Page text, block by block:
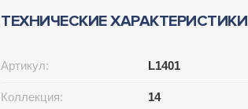
ТЕХНИЧЕСКИЕ ХАРАКТЕРИСТИКИ
Артикул: L1401
Коллекция: 14